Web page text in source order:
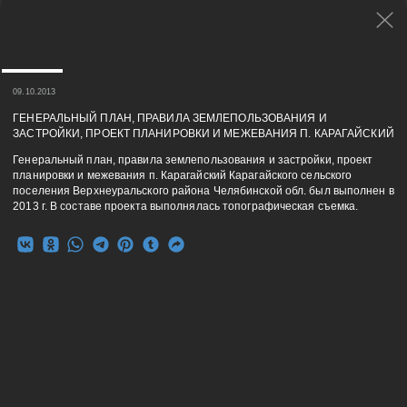
09.10.2013
ГЕНЕРАЛЬНЫЙ ПЛАН, ПРАВИЛА ЗЕМЛЕПОЛЬЗОВАНИЯ И
ЗАСТРОЙКИ, ПРОЕКТ ПЛАНИРОВКИ И МЕЖЕВАНИЯ П. КАРАГАЙСКИЙ
Генеральный план, правила землепользования и застройки, проект
планировки и межевания п. Карагайский Карагайского сельского
поселения Верхнеуральского района Челябинской обл. был выполнен в
2013 г. В составе проекта выполнялась топографическая съемка.